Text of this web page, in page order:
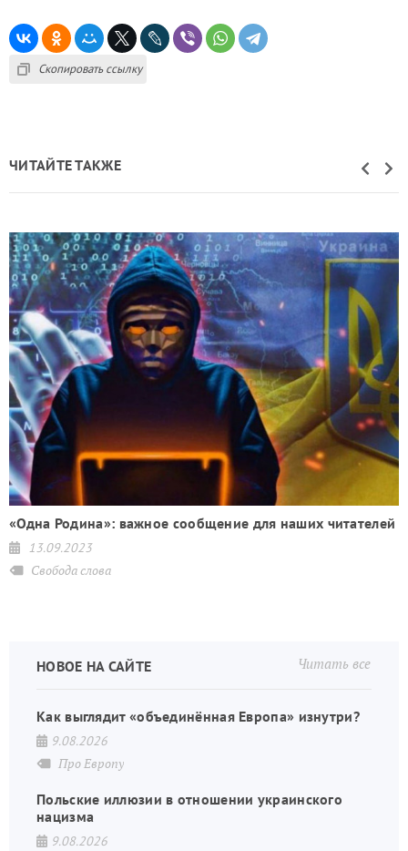
Скопировать ссылку
ЧИТАЙТЕ ТАКЖЕ
«Одна Родина»: важное сообщение для наших читателей
13.09.2023
Свобода слова
Читать все
НОВОЕ НА САЙТЕ
Как выглядит «объединённая Европа» изнутри?
9.08.2026
Про Европу
Польские иллюзии в отношении украинского
нацизма
9.08.2026